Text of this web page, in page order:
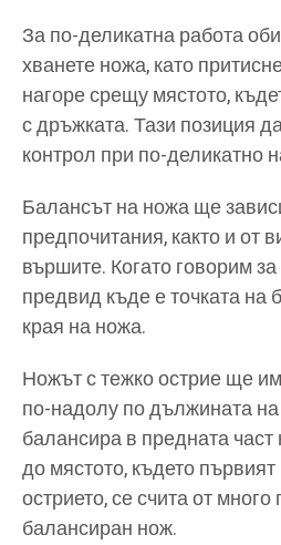
За по-деликатна работа
хванете ножа, като
нагоре срещу мястото,
с дръжката. Тази позиция
контрол при по-деликатно
Балансът на ножа ще
предпочитания, както и от
вършите. Когато говорим
предвид къде е точката на
края на ножа.
Ножът с тежко острие ще
по-надолу по дължината
балансира в предната част
до мястото, където
острието, се счита от
балансиран нож.